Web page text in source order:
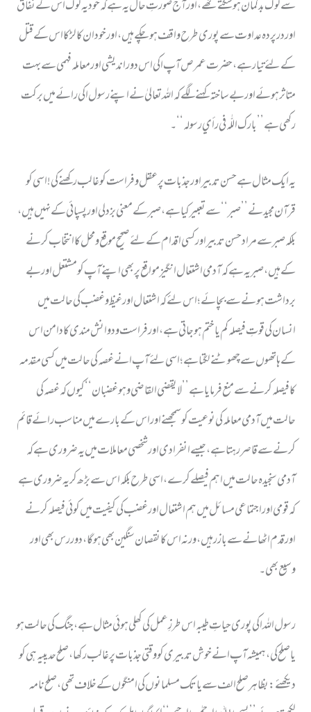
سے لوگ بد گمان ہو سکتے تھے ، اور آج صورتِ حال یہ ہے کہ خود یہ لوگ اس کے نفاق
اور در پردہ عداوت سے پوری طرح واقف ہو چکے ہیں ، اور خود ان کا لڑکا اس کے قتل
کے لئے تیار ہے ، حضرت عمر ص آپ ا کی اس دوراندیشی اورمعاملہ فہمی سے بہت
متاثر ہوئے اور بے ساختہ کہنے لگے کہ اللہ تعالیٰ نے اپنے رسول ا کی رائے میں برکت
رکھی ہے ’’ بارک اللّٰہ في رأي رسولہ ‘‘ ۔
یہ ایک مثال ہے حسن تدبیر اور جذبات پر عقل و فراست کو غالب رکھنے کی ! اسی کو
قرآن مجید نے ’’ صبر ‘‘ سے تعبیر کیا ہے ، صبر کے معنی بزدلی اور پسپائی کے نہیں ہیں ،
بلکہ صبر سے مراد حسن تدبیر اورکسی اقدام کے لئے صحیح موقع و محل کا انتخاب کرنے
کے ہیں ، صبریہ ہے کہ آدمی اشتعال انگیز مواقع پر بھی اپنے آپ کو مشتعل اوربے
برداشت ہونے سے بچائے ؛ اس لئے کہ اشتعال اورغیظ و غضب کی حالت میں
انسان کی قوتِ فیصلہ کم یا ختم ہو جاتی ہے ، اور فراست و دوانش مندی کا دامن اس
کے ہاتھوں سے چھوٹنے لگتا ہے ؛ اسی لئے آپ ا نے غصہ کی حالت میں کسی مقدمہ
کا فیصلہ کرنے سے منع فرمایا ہے ’’ لایقضي القاضي و ہو غضبان‘‘ کیوں کہ غصہ کی
حالت میں آدمی معاملہ کی نوعیت کو سمجھنے اوراس کے بارے میں مناسب رائے قائم
کرنے سے قاصر رہتا ہے ، جیسے انفرادی اور شخصی معاملات میں یہ ضروری ہے کہ
آدمی سنجیدہ حالت میں اہم فیصلے کرے ، اسی طرح بلکہ اس سے بڑھ کر یہ ضروری ہے
کہ قومی اور اجتماعی مسائل میں ہم اشتعال اور غضب کی کیفیت میں کوئی فیصلہ کرنے
اور قدم اٹھانے سے باز رہیں ، ور نہ اس کا نقصان سنگین بھی ہوگا ، دور رس بھی اور
وسیع بھی ۔
رسول اللہ ا کی پوری حیاتِ طیبہ اس طرزِ عمل کی کھلی ہوئی مثال ہے ، جنگ کی حالت ہو
یا صلح کی ، ہمیشہ آپ ا نے خوش تدبیری کو وقتی جذبات پر غالب رکھا ،صلح حدیبیہ ہی کو
دیکھئے : بظاہر صلح الف سے یا تک مسلمانوں کی امنگوں کے خلاف تھی ، صلح نامہ